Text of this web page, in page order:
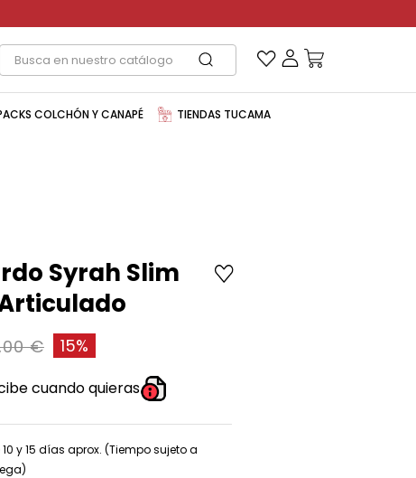
COLCHÓN Y CANAPÉ TIENDAS TUCAMA
Syrah Slim
Articulado
€ 15%
cuando quieras
10 y 15 días aprox. (Tiempo sujeto a